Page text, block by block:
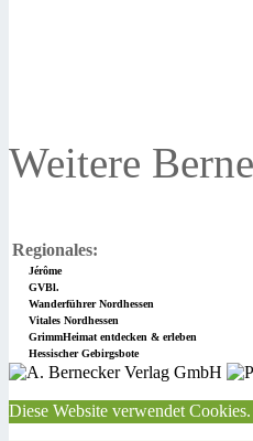
Weitere
Regionales:
Jérôme
GVBl.
Wanderführer Nordhessen
Vitales Nordhessen
GrimmHeimat entdecken & erleben
Hessischer Gebirgsbote
Diese Website verwendet